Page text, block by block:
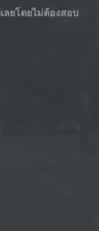
ลยโดยไม่ต้องสอบ